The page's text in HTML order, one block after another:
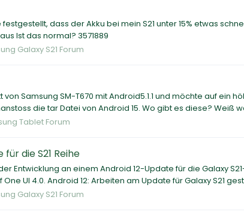
dass der Akku bei mein S21 unter 15% etwas
Ist das normal? 3571889
Galaxy S21 Forum
Samsung SM-T670 mit Android5.1.1 und möchte auf ein
die tar Datei von Android 15. Wo gibt es diese? Weiß
Tablet Forum
die S21 Reihe
Entwicklung an einem Android 12-Update für die Galaxy
UI 4.0. Android 12: Arbeiten am Update für Galaxy S21
Galaxy S21 Forum